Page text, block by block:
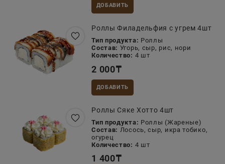
ДОБАВИТЬ
Роллы Филадельфия с угрем 4шт
Тип продукта: Роллы
Состав: Угорь, сыр, рис, нори
Количество: 4 шт
2 000₸
ДОБАВИТЬ
Роллы Сяке Хотто 4шт
Тип продукта: Роллы (Жареные)
Состав: Лосось, сыр, икра тобико,
огурец
Количество: 4 шт
1 400₸